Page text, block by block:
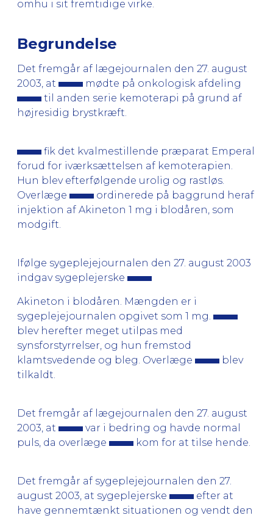
omhu i sit fremtidige virke.
Begrundelse
Det fremgår af lægejournalen den 27. august
2003, at
mødte på onkologisk afdeling
til anden serie kemoterapi på grund af
højresidig brystkræft.
fik det kvalmestillende præparat Emperal
forud for iværksættelsen af kemoterapien.
Hun blev efterfølgende urolig og rastløs.
Overlæge
ordinerede på baggrund heraf
injektion af Akineton 1 mg i blodåren, som
modgift.
Ifølge sygeplejejournalen den 27. august 2003
indgav sygeplejerske
Akineton i blodåren. Mængden er i
sygeplejejournalen opgivet som 1 mg.
blev herefter meget utilpas med
synsforstyrrelser, og hun fremstod
klamtsvedende og bleg. Overlæge
blev
tilkaldt.
Det fremgår af lægejournalen den 27. august
2003, at
var i bedring og havde normal
puls, da overlæge
kom for at tilse hende.
Det fremgår af sygeplejejournalen den 27.
august 2003, at sygeplejerske
efter at
have gennemtænkt situationen og vendt den